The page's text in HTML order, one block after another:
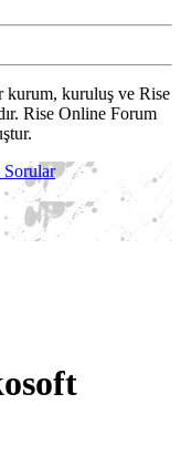
kuruluş ve Rise
Rise Online Forum
Sorular